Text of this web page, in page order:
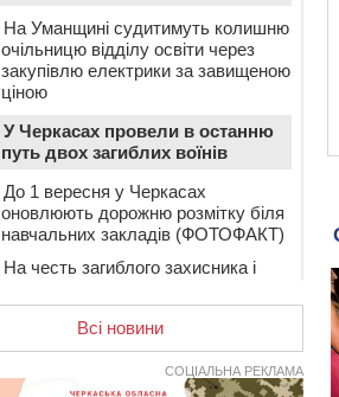
На Уманщині судитимуть колишню
очільницю відділу освіти через
закупівлю електрики за завищеною
ціною
У Черкасах провели в останню
путь двох загиблих воїнів
До 1 вересня у Черкасах
оновлюють дорожню розмітку біля
навчальних закладів (ФОТОФАКТ)
На честь загиблого захисника і
спортивно-реабілітаційний центр
заборону міськради, проведуть
“Ше.Fest”
Всі новини
СОЦІАЛЬНА РЕКЛАМА